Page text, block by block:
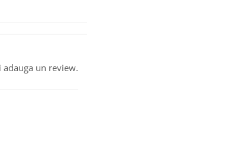
un review.